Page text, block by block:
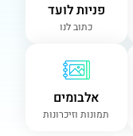
פניות לועד
כתוב לנו
אלבומים
תמונות וזיכרונות